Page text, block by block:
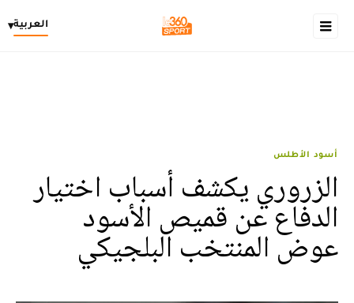
العربية▾
أسود الأطلس
الزروري يكشف أسباب اختيار
الدفاع عن قميص الأسود
عوض المنتخب البلجيكي